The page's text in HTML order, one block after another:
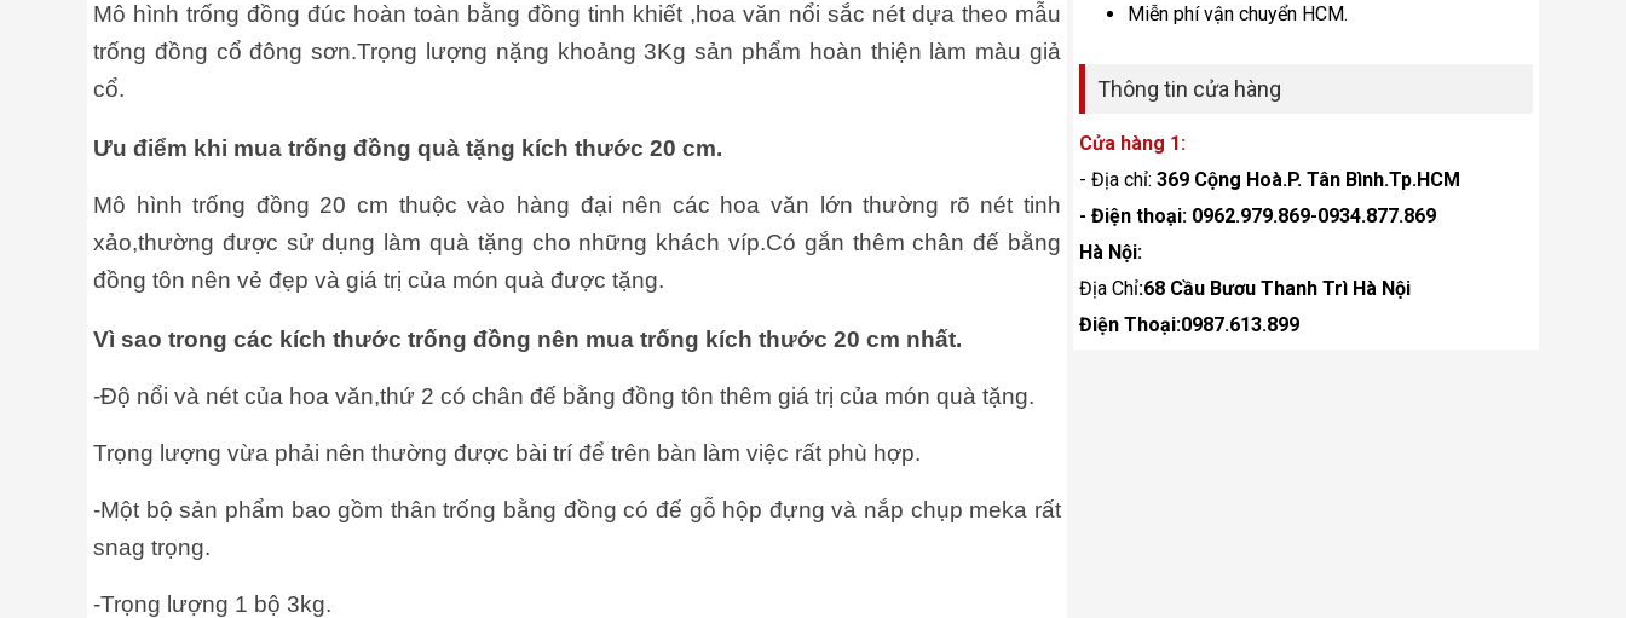
Miễn phí vận chuyển HCM.
Thông tin cửa hàng
Cửa hàng 1:
- Địa chỉ: 369 Cộng Hoà.P. Tân Bình.Tp.HCM
- Điện thoại: 0962.979.869-0934.877.869
Hà Nội:
Địa Chỉ:68 Cầu Bươu Thanh Trì Hà Nội
Điện Thoại:0987.613.899
Mô hình trống đồng đúc hoàn toàn bằng đồng tinh khiết ,hoa văn nổi sắc nét dựa theo mẫu
trống đồng cổ đông sơn.Trọng lượng nặng khoảng 3Kg sản phẩm hoàn thiện làm màu giả
cổ.
Ưu điểm khi mua trống đồng quà tặng kích thước 20 cm.
Mô hình trống đồng 20 cm thuộc vào hàng đại nên các hoa văn lớn thường rõ nét tinh
xảo,thường được sử dụng làm quà tặng cho những khách víp.Có gắn thêm chân đế bằng
đồng tôn nên vẻ đẹp và giá trị của món quà được tặng.
Vì sao trong các kích thước trống đồng nên mua trống kích thước 20 cm nhất.
-Độ nổi và nét của hoa văn,thứ 2 có chân đế bằng đồng tôn thêm giá trị của món quà tặng.
Trọng lượng vừa phải nên thường được bài trí để trên bàn làm việc rất phù hợp.
-Một bộ sản phẩm bao gồm thân trống bằng đồng có đế gỗ hộp đựng và nắp chụp meka rất
snag trọng.
-Trọng lượng 1 bộ 3kg.